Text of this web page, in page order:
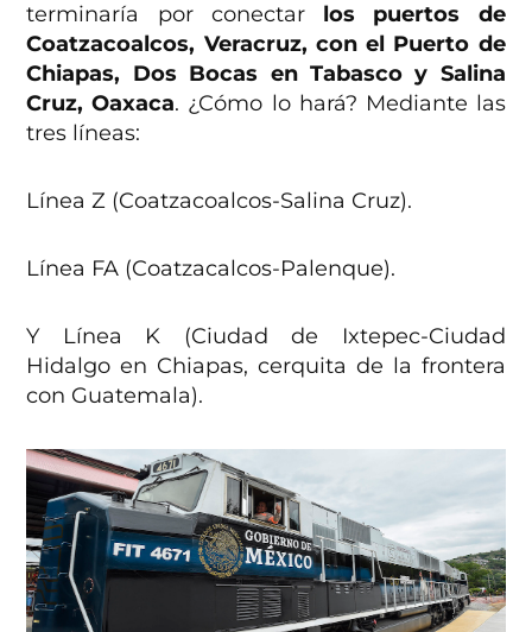
terminaría por conectar los puertos de
Coatzacoalcos, Veracruz, con el Puerto de
Chiapas, Dos Bocas en Tabasco y Salina
Cruz, Oaxaca. ¿Cómo lo hará? Mediante las
tres líneas:
Línea Z (Coatzacoalcos-Salina Cruz).
Línea FA (Coatzacalcos-Palenque).
Y Línea K (Ciudad de Ixtepec-Ciudad
Hidalgo en Chiapas, cerquita de la frontera
con Guatemala).